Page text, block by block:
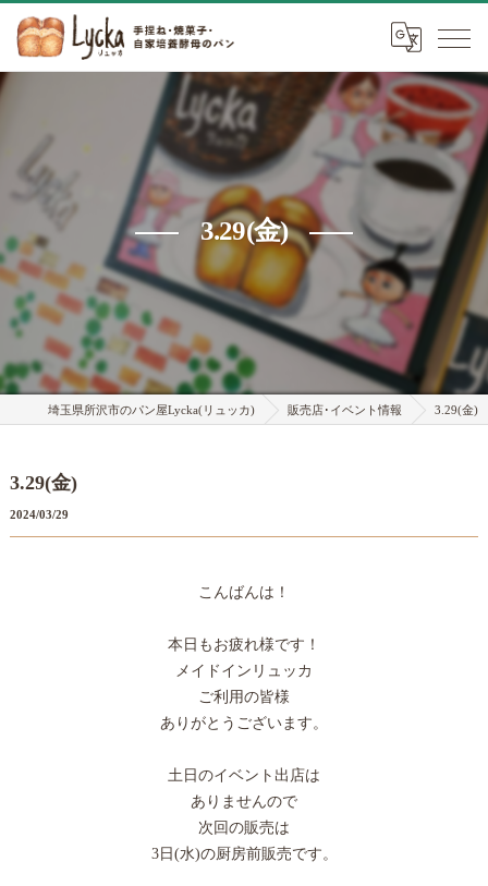
3.29(金)
埼玉県所沢市のパン屋Lycka(リュッカ) 販売店･イベント情報 3.29(金)
3.29(金)
2024/03/29
こんばんは！
本日もお疲れ様です！
メイドインリュッカ
ご利用の皆様
ありがとうございます。
土日のイベント出店は
ありませんので
次回の販売は
3日(水)の厨房前販売です。